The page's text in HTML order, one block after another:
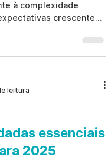
à complexidade
crescentes.
corporativos reduzem
a governança e
leitura
essenciais
2025